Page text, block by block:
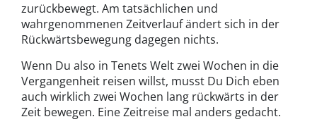
zurückbewegt. Am tatsächlichen und
wahrgenommenen Zeitverlauf ändert sich in der
Rückwärtsbewegung dagegen nichts.
Wenn Du also in Tenets Welt zwei Wochen in die
Vergangenheit reisen willst, musst Du Dich eben
auch wirklich zwei Wochen lang rückwärts in der
Zeit bewegen. Eine Zeitreise mal anders gedacht.